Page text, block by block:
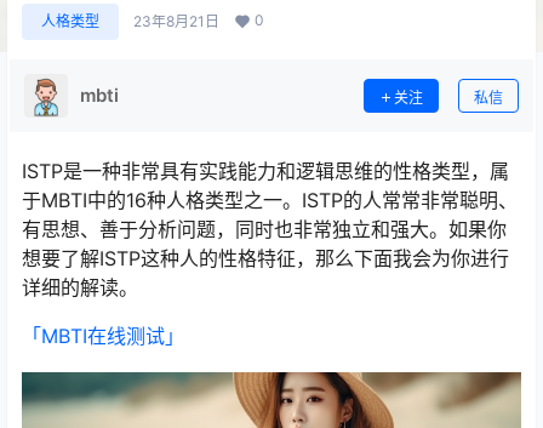
人格类型 23年8月21日 0
mbti 关注 私信
ISTP是一种非常具有实践能力和逻辑思维的性格类型，属
于MBTI中的16种人格类型之一。ISTP的人常常非常聪明、
有思想、善于分析问题，同时也非常独立和强大。如果你
想要了解ISTP这种人的性格特征，那么下面我会为你进行
详细的解读。
「MBTI在线测试​」